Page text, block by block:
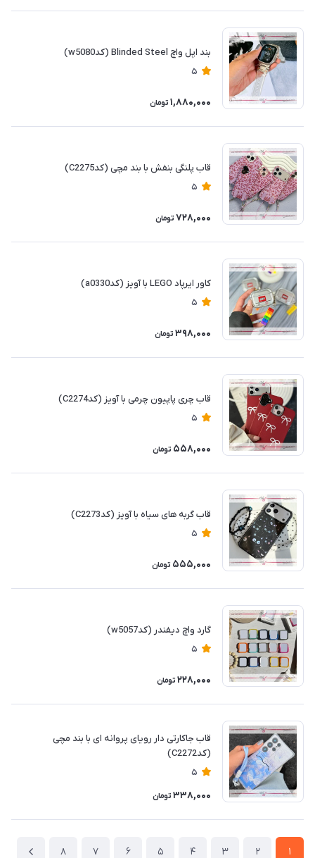
بند اپل واچ Blinded Steel (کدw5080)
5
1,880,000 تومان
قاب پلنگی بنفش با بند مچی (کدC2275)
5
728,000 تومان
کاور ایرپاد LEGO با آویز (کدa0330)
5
398,000 تومان
قاب چری پاپیون چرمی با آویز (کدC2274)
5
558,000 تومان
قاب گربه های سیاه با آویز (کدC2273)
5
555,000 تومان
گارد واچ دیفندر (کدw5057)
5
228,000 تومان
قاب جاکارتی دار رویای پروانه ای با بند مچی
(کدC2272)
5
338,000 تومان
1
2
3
4
5
6
7
8